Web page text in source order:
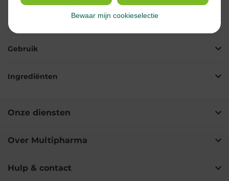
Gebruik
Ingrediënten
Onze diensten
Over Multipharma
Hulp & contact
Bewaar mijn cookieselectie